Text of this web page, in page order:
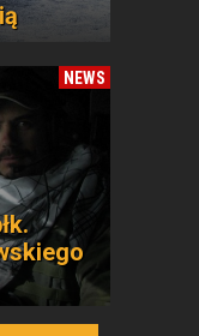
NEWS